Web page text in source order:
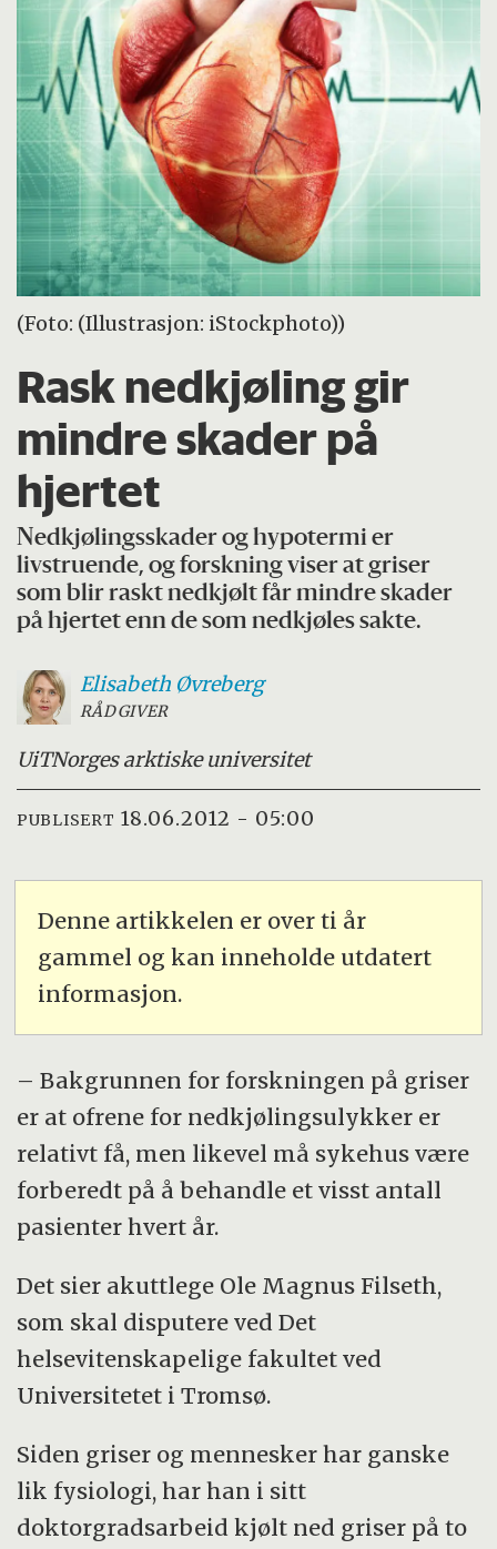
(Foto: (Illustrasjon: iStockphoto))
Rask nedkjøling gir
mindre skader på
hjertet
Nedkjølingsskader og hypotermi er
livstruende, og forskning viser at griser
som blir raskt nedkjølt får mindre skader
på hjertet enn de som nedkjøles sakte.
Elisabeth Øvreberg
RÅDGIVER
UiTNorges arktiske universitet
PUBLISERT 18.06.2012 - 05:00
Denne artikkelen er over ti år
gammel og kan inneholde utdatert
informasjon.
– Bakgrunnen for forskningen på griser
er at ofrene for nedkjølingsulykker er
relativt få, men likevel må sykehus være
forberedt på å behandle et visst antall
pasienter hvert år.
Det sier akuttlege Ole Magnus Filseth,
som skal disputere ved Det
helsevitenskapelige fakultet ved
Universitetet i Tromsø.
Siden griser og mennesker har ganske
lik fysiologi, har han i sitt
doktorgradsarbeid kjølt ned griser på to